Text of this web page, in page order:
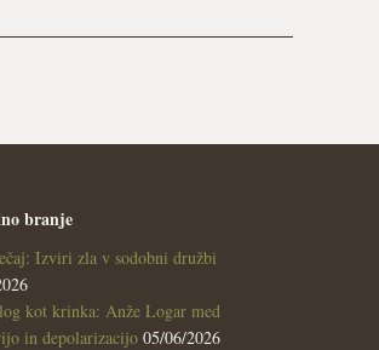
branje
Izviri zla v sodobni družbi
kot krinka: Anže Logar med
in depolarizacijo 05/06/2026